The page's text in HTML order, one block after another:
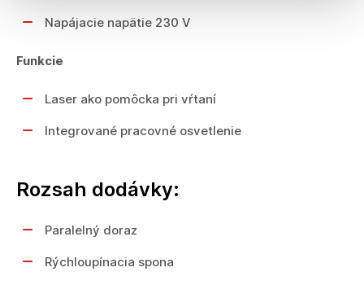
Napájacie napätie 230 V
Funkcie
Laser ako pomôcka pri vŕtaní
Integrované pracovné osvetlenie
Rozsah dodávky:
Paralelný doraz
Rýchloupínacia spona